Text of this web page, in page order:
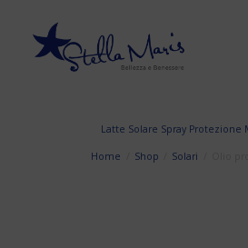
Latte Solare Spray Protezione
Home Shop Solari